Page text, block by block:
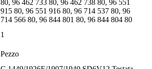
80, 96 462 733 80, 96 462 738 80, 96 551
915 80, 96 551 916 80, 96 714 537 80, 96
714 566 80, 96 844 801 80, 96 844 804 80
1
Pezzo